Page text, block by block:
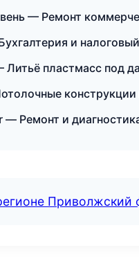
— Ремонт
и
пластмасс под
— Ремонт и
Приволжский